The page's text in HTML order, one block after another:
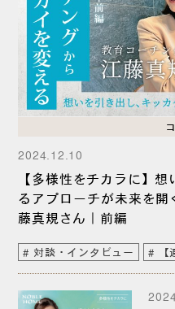
2024.12.10
【多様性をチカラに】
るアプローチが未来を
藤真規さん｜前編
対談・インタビュー